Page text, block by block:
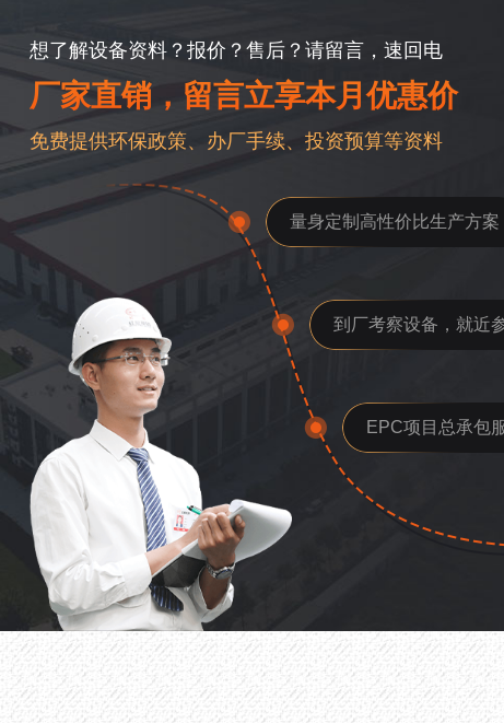
想了解设备资料？报价？售后？请留言，速回电
厂家直销，留言立享本月优惠价
免费提供环保政策、办厂手续、投资预算等资料
量身定制高性价比生产方案
到厂考察设备，就近
EPC项目总承包